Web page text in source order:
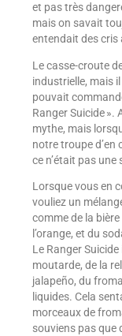
et pas très
mais on savait
entendait des cris
Le casse-croute
industrielle, mais
pouvait
Ranger Suicide ».
mythe, mais
notre troupe d’en
ce n’était pas une
Lorsque vous en
vouliez un
comme de la
l’orange, et du
Le Ranger
moutarde, de la
jalapeño, du
liquides. Cela
morceaux de
souviens pas que